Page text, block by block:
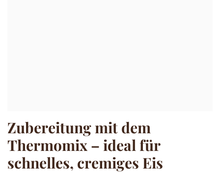
Zubereitung mit dem
Thermomix – ideal für
schnelles, cremiges Eis